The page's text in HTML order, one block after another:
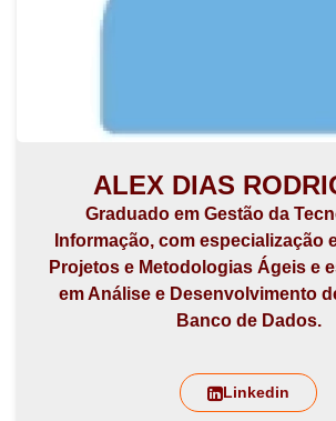
ALEX DIAS
Graduado em Gestão da
Informação, com especialização
Projetos e Metodologias Ágeis e
em Análise e Desenvolvimento
Banco de Dados.
Linkedin